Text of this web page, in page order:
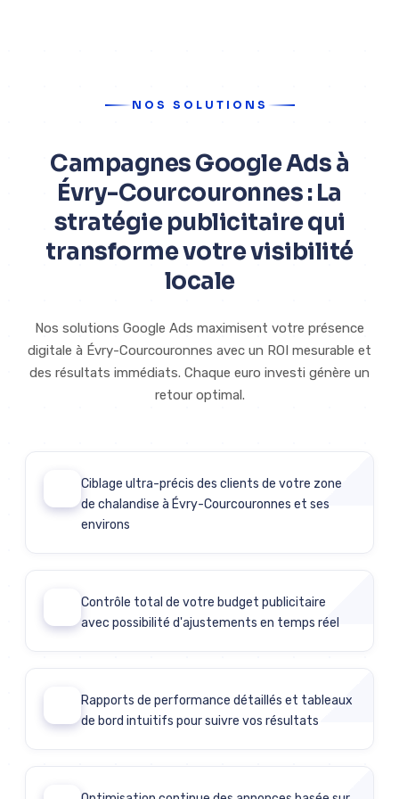
NOS SOLUTIONS
Campagnes Google Ads à
Évry-Courcouronnes : La
stratégie publicitaire qui
transforme votre visibilité
locale
Nos solutions Google Ads maximisent votre présence
digitale à Évry-Courcouronnes avec un ROI mesurable et
des résultats immédiats. Chaque euro investi génère un
retour optimal.
Ciblage ultra-précis des clients de votre zone
de chalandise à Évry-Courcouronnes et ses
environs
Contrôle total de votre budget publicitaire
avec possibilité d'ajustements en temps réel
Rapports de performance détaillés et tableaux
de bord intuitifs pour suivre vos résultats